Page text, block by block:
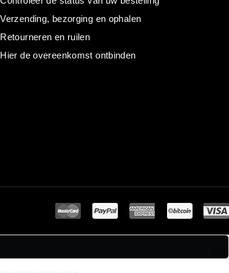
Verzending, bezorging en ophalen
Retourneren en ruilen
Hier de overeenkomst ontbinden